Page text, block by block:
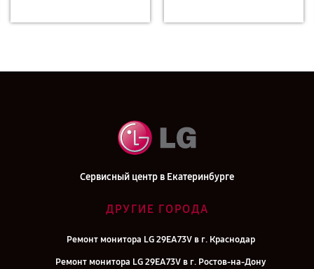
Сервисный центр в Екатеринбурге
ДРУГИЕ ГОРОДА
Ремонт монитора LG 29EA73V в г. Краснодар
Ремонт монитора LG 29EA73V в г. Ростов-на-Дону